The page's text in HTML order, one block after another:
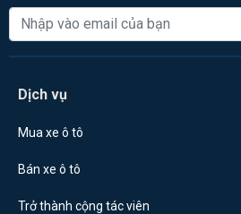
Dịch vụ
Mua xe ô tô
Bán xe ô tô
Trở thành cộng tác viên